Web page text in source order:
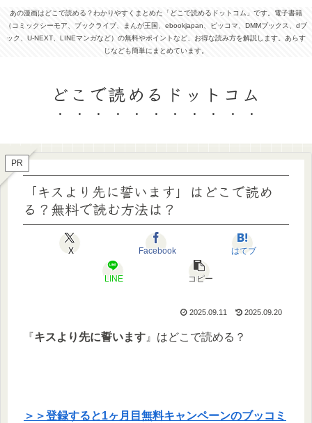
あの漫画はどこで読める？わかりやすくまとめた「どこで読めるドットコム」です。電子書籍
（コミックシーモア、ブックライブ、まんが王国、ebookjapan、ピッコマ、DMMブックス、dブ
ック、U-NEXT、LINEマンガなど）の無料やポイントなど、お得な読み方を解説します。あらす
じなども簡単にまとめています。
どこで読めるドットコム
PR
「キスより先に誓います」はどこで読め
る？無料で読む方法は？
X Facebook はてブ
LINE コピー
2025.09.11 2025.09.20
『キスより先に誓います 』はどこで読める？
＞＞登録すると1ヶ月目無料キャンペーンのブッコミ